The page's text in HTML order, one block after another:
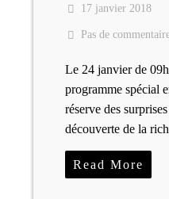
17 janvier 2018
Pas de
Le 24 janvier de
programme spécial
réserve des
découverte de la
Read More